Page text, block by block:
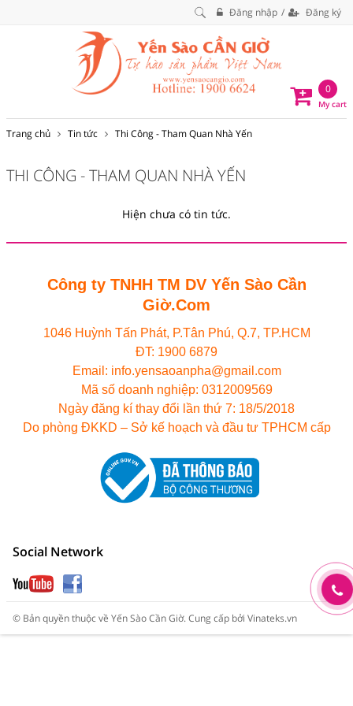
Đăng nhập Đăng ký
0
My cart
Trang chủ Tin tức Thi Công - Tham Quan Nhà Yến
THI CÔNG - THAM QUAN NHÀ YẾN
Hiện chưa có tin tức.
Công ty TNHH TM DV Yến Sào Cần
Giờ.Com
1046 Huỳnh Tấn Phát, P.Tân Phú, Q.7, TP.HCM
ĐT: 1900 6879
Email: info.yensaoanpha@gmail.com
Mã số doanh nghiệp: 0312009569
Ngày đăng kí thay đổi lần thứ 7: 18/5/2018
Do phòng ĐKKD – Sở kế hoạch và đầu tư TPHCM cấp
Social Network
© Bản quyền thuộc về Yến Sào Cần Giờ.Cung cấp bởi Vinateks.vn